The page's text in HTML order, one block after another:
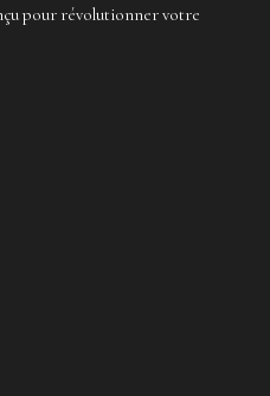
pour révolutionner votre